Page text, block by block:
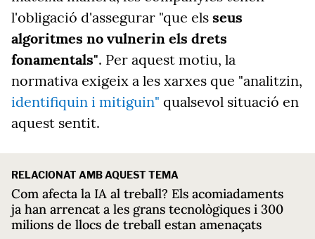
l'obligació d'assegurar "que els seus
algoritmes no vulnerin els drets
fonamentals". Per aquest motiu, la
normativa exigeix a les xarxes que "analitzin,
identifiquin i mitiguin" qualsevol situació en
aquest sentit.
RELACIONAT AMB AQUEST TEMA
Com afecta la IA al treball? Els acomiadaments
ja han arrencat a les grans tecnològiques i 300
milions de llocs de treball estan amenaçats